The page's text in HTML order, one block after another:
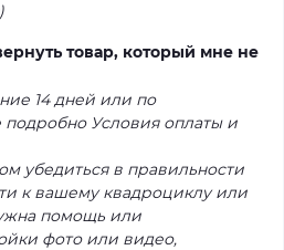
товар, который мне не
14 дней или по
Условия оплаты и
убедиться в правильности
к вашему квадроциклу или
помощь или
фото или видео,